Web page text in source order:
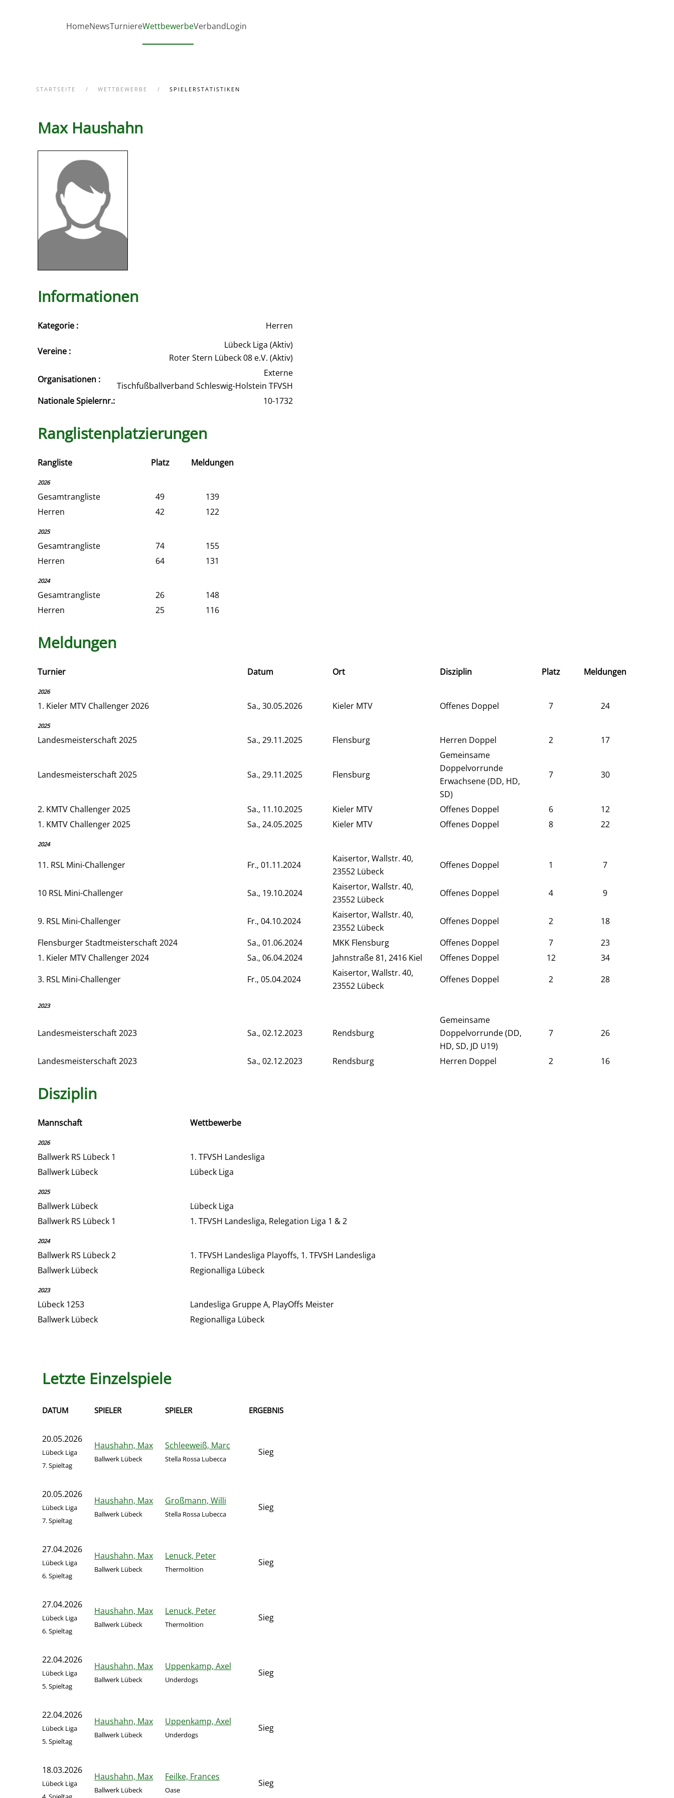
Zum Hauptinhalt springen
HomeNewsTurniereWettbewerbeVerbandLogin
STARTSEITE WETTBEWERBE SPIELERSTATISTIKEN
Max Haushahn
Informationen
Kategorie : Herren
Vereine :
Lübeck Liga (Aktiv)
Roter Stern Lübeck 08 e.V. (Aktiv)
Organisationen :
Externe
Tischfußballverband Schleswig-Holstein TFVSH
Nationale Spielernr.:
10-1732
Ranglistenplatzierungen
Rangliste Platz Meldungen
2026
Gesamtrangliste 49
139
Herren
42 122
2025
Gesamtrangliste 74
155
Herren
64 131
2024
Gesamtrangliste 26
148
Herren
25 116
Meldungen
Turnier Datum Ort Disziplin Platz Meldungen
2026
1. Kieler MTV Challenger 2026 Sa., 30.05.2026 Kieler MTV Offenes Doppel 7 24
2025
Landesmeisterschaft 2025 Sa., 29.11.2025 Flensburg Herren Doppel 2 17
Landesmeisterschaft 2025 Sa., 29.11.2025 Flensburg
Gemeinsame
Doppelvorrunde
Erwachsene (DD, HD,
SD)
7 30
2. KMTV Challenger 2025 Sa., 11.10.2025 Kieler MTV Offenes Doppel 6
12
1. KMTV Challenger 2025
Sa., 24.05.2025 Kieler MTV Offenes Doppel 8 22
2024
11. RSL Mini-Challenger Fr., 01.11.2024
Kaisertor, Wallstr. 40,
23552 Lübeck
Offenes Doppel 1 7
10 RSL Mini-Challenger Sa., 19.10.2024
Kaisertor, Wallstr. 40,
23552 Lübeck
Offenes Doppel 4 9
9. RSL Mini-Challenger Fr., 04.10.2024
Kaisertor, Wallstr. 40,
23552 Lübeck
Offenes Doppel 2
18
Flensburger Stadtmeisterschaft 2024
Sa., 01.06.2024 MKK Flensburg Offenes Doppel 7
23
1. Kieler MTV Challenger 2024
Sa., 06.04.2024 Jahnstraße 81, 2416 Kiel Offenes Doppel 12
34
3. RSL Mini-Challenger
Fr., 05.04.2024
Kaisertor, Wallstr. 40,
23552 Lübeck
Offenes Doppel 2 28
2023
Landesmeisterschaft 2023 Sa., 02.12.2023 Rendsburg
Gemeinsame
Doppelvorrunde (DD,
HD, SD, JD U19)
7 26
Landesmeisterschaft 2023 Sa., 02.12.2023 Rendsburg Herren Doppel 2 16
Disziplin
Mannschaft Wettbewerbe
2026
Ballwerk RS Lübeck 1
1. TFVSH Landesliga
Ballwerk Lübeck
Lübeck Liga
2025
Ballwerk Lübeck
Lübeck Liga
Ballwerk RS Lübeck 1
1. TFVSH Landesliga, Relegation Liga 1 & 2
2024
Ballwerk RS Lübeck 2
1. TFVSH Landesliga Playoffs, 1. TFVSH Landesliga
Ballwerk Lübeck
Regionalliga Lübeck
2023
Lübeck 1253
Landesliga Gruppe A, PlayOffs Meister
Ballwerk Lübeck
Regionalliga Lübeck
Letzte Einzelspiele
DATUM SPIELER SPIELER ERGEBNIS
20.05.2026
Lübeck Liga
7. Spieltag
Haushahn, Max
Ballwerk Lübeck
Schleeweiß, Marc
Stella Rossa Lubecca
Sieg
20.05.2026
Lübeck Liga
7. Spieltag
Haushahn, Max
Ballwerk Lübeck
Großmann, Willi
Stella Rossa Lubecca
Sieg
27.04.2026
Lübeck Liga
6. Spieltag
Haushahn, Max
Ballwerk Lübeck
Lenuck, Peter
Thermolition
Sieg
27.04.2026
Lübeck Liga
6. Spieltag
Haushahn, Max
Ballwerk Lübeck
Lenuck, Peter
Thermolition
Sieg
22.04.2026
Lübeck Liga
5. Spieltag
Haushahn, Max
Ballwerk Lübeck
Uppenkamp, Axel
Underdogs
Sieg
22.04.2026
Lübeck Liga
5. Spieltag
Haushahn, Max
Ballwerk Lübeck
Uppenkamp, Axel
Underdogs
Sieg
18.03.2026
Lübeck Liga
Haushahn, Max
Ballwerk Lübeck
Feilke, Frances
Oase
Sieg